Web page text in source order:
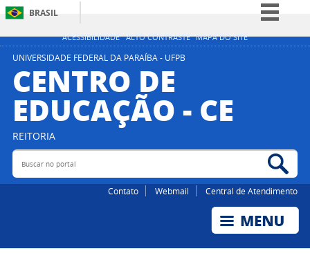
ACESSIBILIDADE ALTO CONTRASTE MAPA DO SITE
BRASIL
Simplifique!
Acesso à informação
Legislação
UNIVERSIDADE FEDERAL DA PARAÍBA - UFPB
CENTRO DE
EDUCAÇÃO - CE
REITORIA
Buscar no portal
Contato Webmail Central de Atendimento